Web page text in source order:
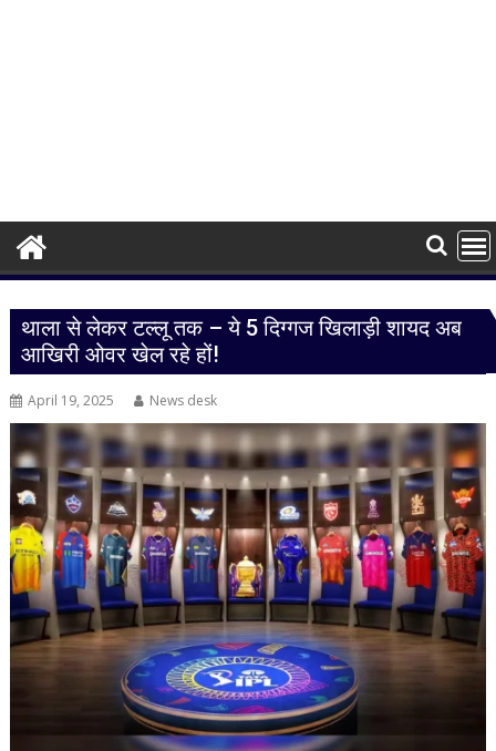
थाला से लेकर टल्लू तक – ये 5 दिग्गज खिलाड़ी शायद अब
आखिरी ओवर खेल रहे हों!
April 19, 2025 News desk